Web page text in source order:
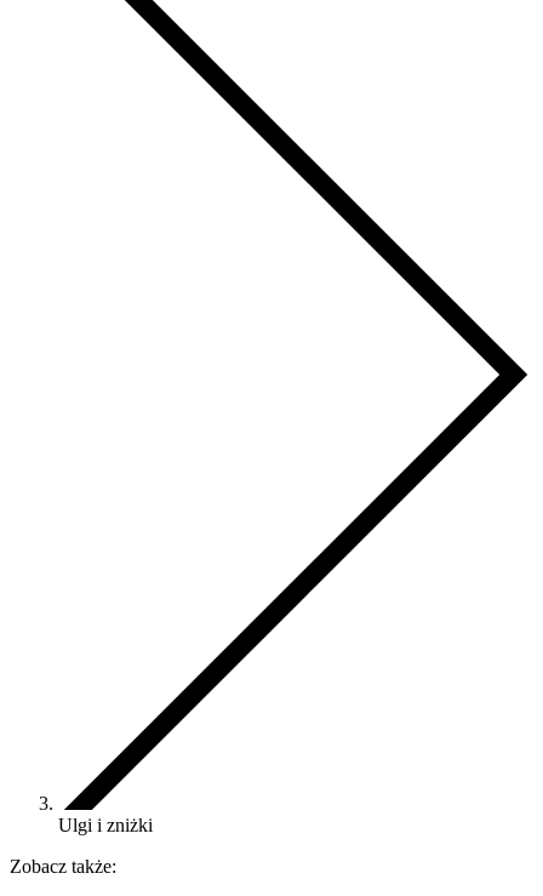
Ulgi i zniżki
Zobacz także: